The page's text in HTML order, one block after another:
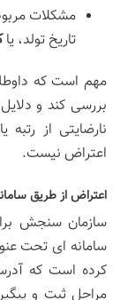
مشکلات
تاریخ تولد، یا
مهم است که
بررسی کند و
نارضایتی از
اعتراض نیست.
اعتراض از طریق
سازمان سنجش
سامانه ای تحت
کرده است که
مراحل ثبت و